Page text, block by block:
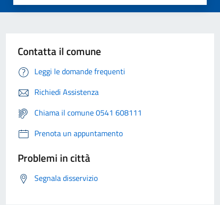
Contatta il comune
Leggi le domande frequenti
Richiedi Assistenza
Chiama il comune 0541 608111
Prenota un appuntamento
Problemi in città
Segnala disservizio